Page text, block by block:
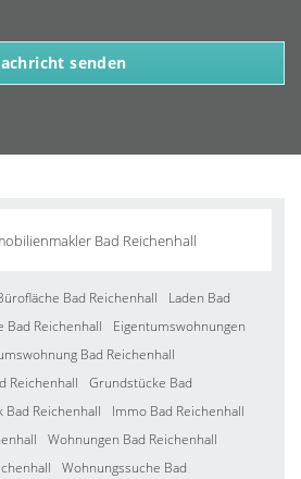
senden
Bad Reichenhall
Bad Reichenhall
Laden Bad
Bad Reichenhall
Eigentumswohnungen
Bad Reichenhall
Reichenhall
Grundstücke Bad
Bad Reichenhall
Immo Bad Reichenhall
Wohnungen Bad Reichenhall
Wohnungssuche Bad